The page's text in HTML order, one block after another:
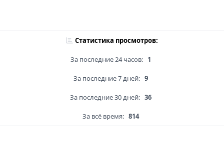
Статистика просмотров:
За последние 24 часов: 1
За последние 7 дней: 9
За последние 30 дней: 36
За всё время: 814